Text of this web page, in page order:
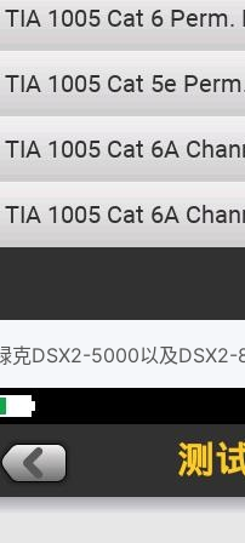
克DSX2-5000以及DSX2-